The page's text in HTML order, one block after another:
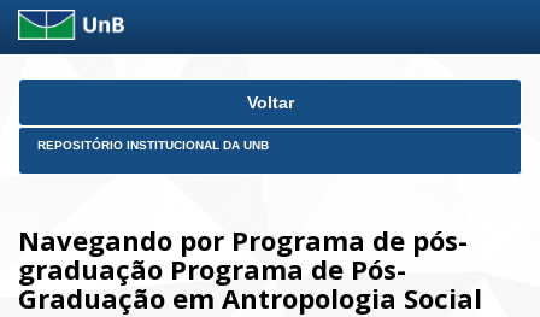
Skip
Voltar
REPOSITÓRIO INSTITUCIONAL DA UNB
Navegando por Programa de pós-
graduação Programa de Pós-
Graduação em Antropologia Social